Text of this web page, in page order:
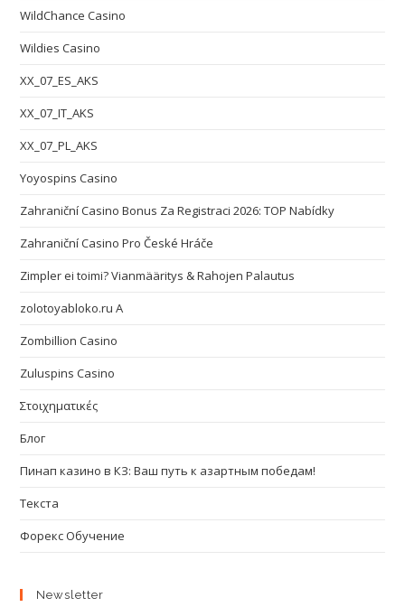
WildChance Casino
Wildies Casino
XX_07_ES_AKS
XX_07_IT_AKS
XX_07_PL_AKS
Yoyospins Casino
Zahraniční Casino Bonus Za Registraci 2026: TOP Nabídky
Zahraniční Casino Pro České Hráče
Zimpler ei toimi? Vianmääritys & Rahojen Palautus
zolotoyabloko.ru A
Zombillion Casino
Zuluspins Casino
Στοιχηματικές
Блог
Пинап казино в КЗ: Ваш путь к азартным победам!
Текста
Форекс Обучение
Newsletter